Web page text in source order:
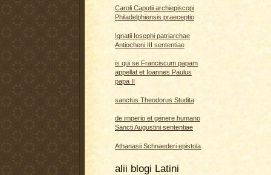
Caroli Caputii archiepiscopi
Philadelphiensis praeceptio
Ignatii Iosephi patriarchae
Antiocheni III sententiae
is qui se Franciscum papam
appellat et Ioannes Paulus
papa II
sanctus Theodorus Studita
de imperio et genere humano
Sancti Augustini sententiae
Athanasii Schnaederi epistola
alii blogi Latini